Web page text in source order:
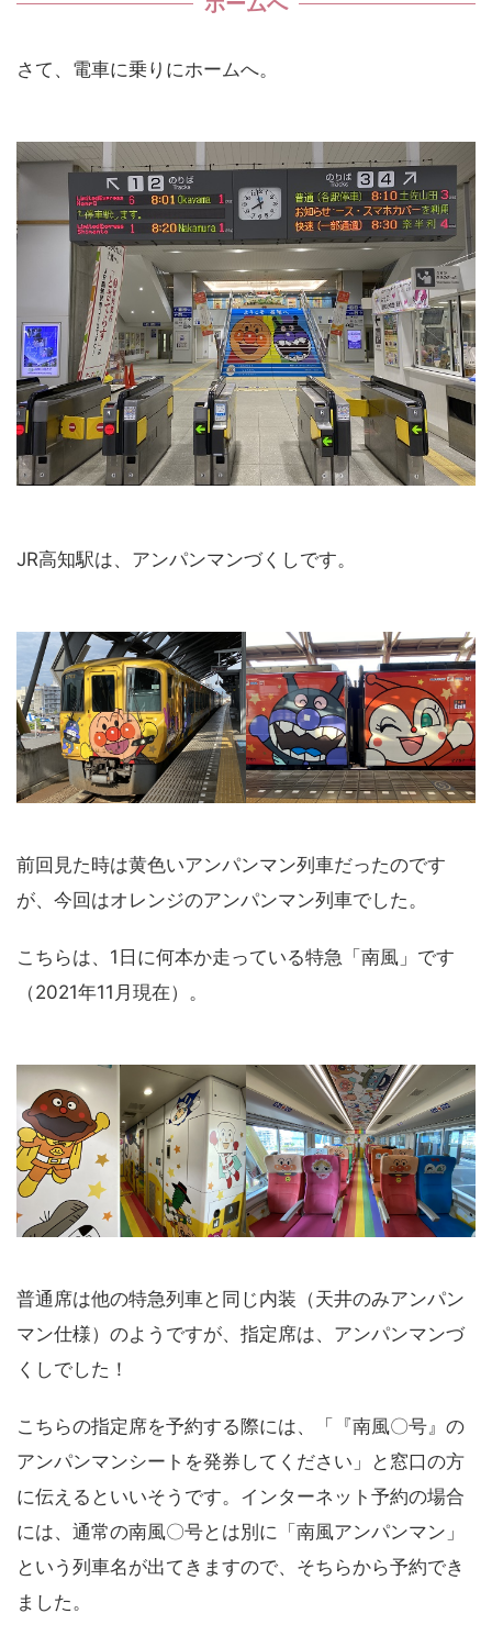
さて、電車に乗りにホームへ。
JR高知駅は、アンパンマンづくしです。
前回見た時は黄色いアンパンマン列車だったのです
が、今回はオレンジのアンパンマン列車でした。
こちらは、1日に何本か走っている特急「南風」です
（2021年11月現在）。
普通席は他の特急列車と同じ内装（天井のみアンパン
マン仕様）のようですが、指定席は、アンパンマンづ
くしでした！
こちらの指定席を予約する際には、「『南風〇号』の
アンパンマンシートを発券してください」と窓口の方
に伝えるといいそうです。インターネット予約の場合
には、通常の南風〇号とは別に「南風アンパンマン」
という列車名が出てきますので、そちらから予約でき
ました。